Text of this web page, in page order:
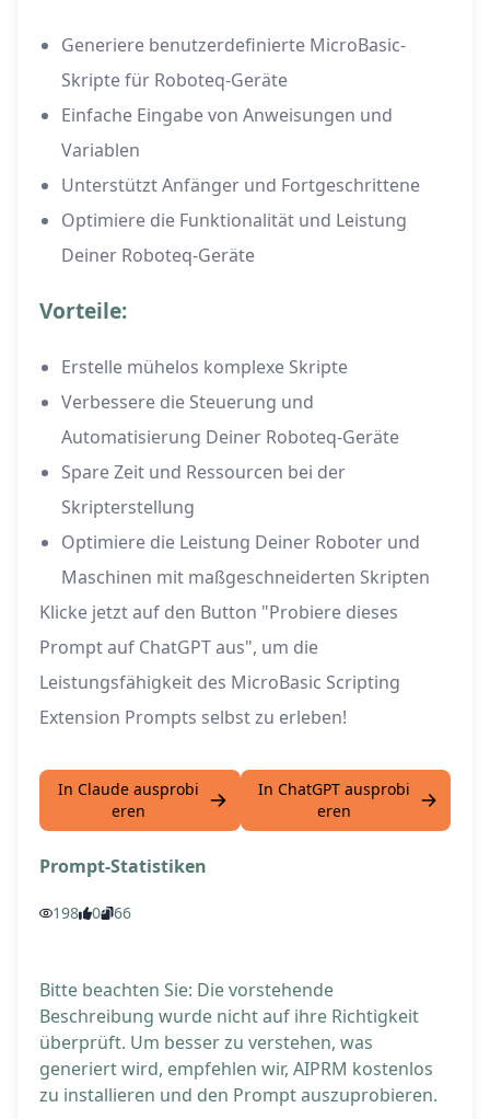
Generiere benutzerdefinierte MicroBasic-
Skripte für Roboteq-Geräte
Einfache Eingabe von Anweisungen und
Variablen
Unterstützt Anfänger und Fortgeschrittene
Optimiere die Funktionalität und Leistung
Deiner Roboteq-Geräte
Vorteile:
Erstelle mühelos komplexe Skripte
Verbessere die Steuerung und
Automatisierung Deiner Roboteq-Geräte
Spare Zeit und Ressourcen bei der
Skripterstellung
Optimiere die Leistung Deiner Roboter und
Maschinen mit maßgeschneiderten Skripten
Klicke jetzt auf den Button "Probiere dieses
Prompt auf ChatGPT aus", um die
Leistungsfähigkeit des MicroBasic Scripting
Extension Prompts selbst zu erleben!
In Claude ausprobi
eren
In ChatGPT ausprobi
eren
Prompt-Statistiken
198 0 66
Bitte beachten Sie: Die vorstehende
Beschreibung wurde nicht auf ihre Richtigkeit
überprüft. Um besser zu verstehen, was
generiert wird, empfehlen wir, AIPRM kostenlos
zu installieren und den Prompt auszuprobieren.